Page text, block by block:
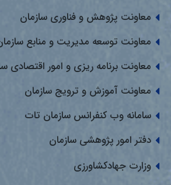
معاونت پژوهش و فناوری سازمان
معاونت توسعه مدیریت و منابع
معاونت برنامه ریزی و امور اقتصادی
معاونت آموزش و ترویج سازمان
سامانه وب کنفرانس سازمان تات
دفتر امور پژوهشی سازمان
وزارت جهادکشاورزی